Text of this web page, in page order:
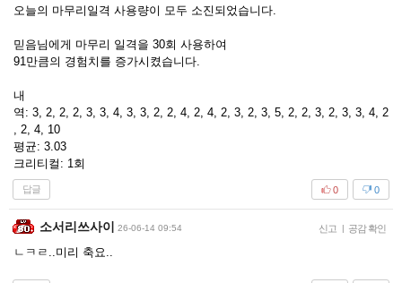
오늘의 마무리일격 사용량이 모두 소진되었습니다.
믿음님에게 마무리 일격을 30회 사용하여
91만큼의 경험치를 증가시켰습니다.
내
역: 3, 2, 2, 2, 3, 3, 4, 3, 3, 2, 2, 4, 2, 4, 2, 3, 2, 3, 5, 2, 2, 3, 2, 3, 3, 4, 2
, 2, 4, 10
평균: 3.03
크리티컬: 1회
답글 0
0
소서리쓰사이 26-06-14 09:54 신고 | 공감 확인
ㄴㅋㄹ..미리 축요..